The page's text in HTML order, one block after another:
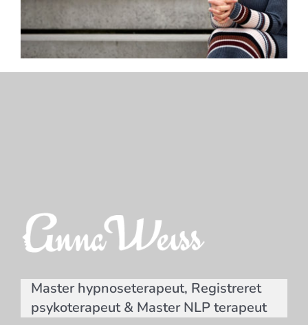
Master hypnoseterapeut, Registreret
psykoterapeut & Master NLP terapeut